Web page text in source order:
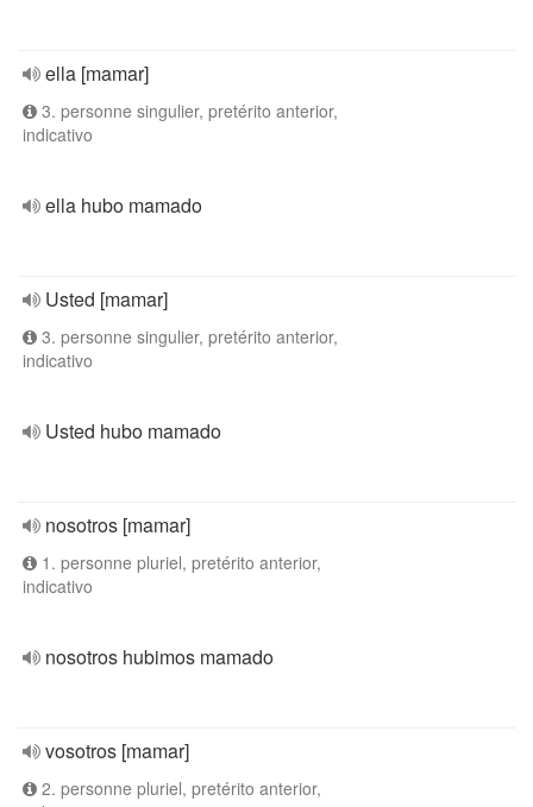
ella [mamar]
3. personne singulier, pretérito anterior,
indicativo
ella hubo mamado
Usted [mamar]
3. personne singulier, pretérito anterior,
indicativo
Usted hubo mamado
nosotros [mamar]
1. personne pluriel, pretérito anterior,
indicativo
nosotros hubimos mamado
vosotros [mamar]
2. personne pluriel, pretérito anterior,